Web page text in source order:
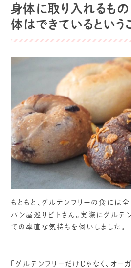
身体に取り入れるもの
体はできているという
もともと、グルテンフリーの食には
パン屋巡りビトさん。実際にグルテ
ての率直な気持ちを伺いしました。
「グルテンフリーだけじゃなく、オー